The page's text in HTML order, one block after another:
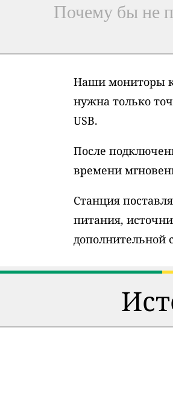
Почему бы не
Наши мониторы
нужна только
USB.
После
времени
Станция
питания,
дополнительной